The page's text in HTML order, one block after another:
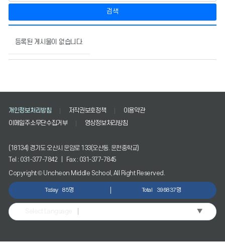
검색
개
실
게
시
호,
제
목,
작
성
자,
등
록
조
등록된 게시물이 없습니다.
개인정보처리방침 저작권보호정책
이용약관
이메일주소무단수집거부
영상정보처리방침
(18134) 경기도 오산시 운암로 133(오산동. 운천중학교)
Tel : 031-377-7842 | Fax : 031-377-7845
Copyright © Uncheon Middle School, All Right Reserved.
Today 85명 Total 396837명
▼